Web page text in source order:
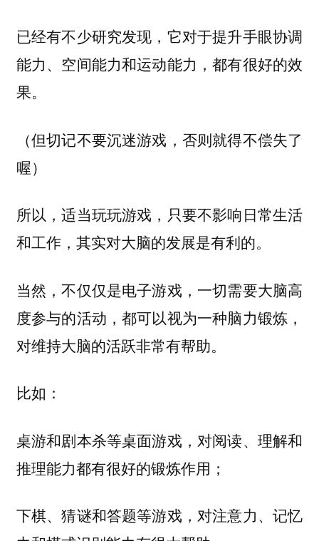
已经有不少研究发现，它对于提升手眼协调
能力、空间能力和运动能力，都有很好的效
果。
（但切记不要沉迷游戏，否则就得不偿失了
喔）
所以，适当玩玩游戏，只要不影响日常生活
和工作，其实对大脑的发展是有利的。
当然，不仅仅是电子游戏，一切需要大脑高
度参与的活动，都可以视为一种脑力锻炼，
对维持大脑的活跃非常有帮助。
比如：
桌游和剧本杀等桌面游戏，对阅读、理解和
推理能力都有很好的锻炼作用；
下棋、猜谜和答题等游戏，对注意力、记忆